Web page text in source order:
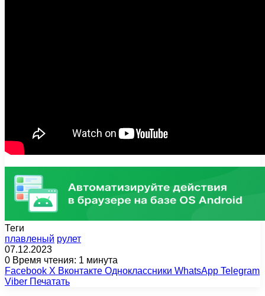
Теги
плавленый рулет
07.12.2023
0 Время чтения: 1 минута
Facebook X Вконтакте Одноклассники WhatsApp Telegram
Viber Печатать